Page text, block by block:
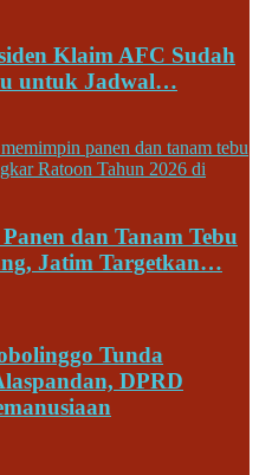
Klaim AFC Sudah
untuk Jadwal…
dan Tanam Tebu
Jatim Targetkan…
Tunda
DPRD